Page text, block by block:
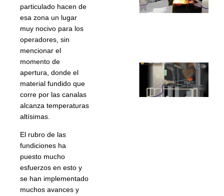
particulado hacen de
esa zona un lugar
muy nocivo para los
operadores, sin
mencionar el
momento de
apertura, donde el
material fundido que
corre por las canalas
alcanza temperaturas
altísimas.
El rubro de las
fundiciones ha
puesto mucho
esfuerzos en esto y
se han implementado
muchos avances y